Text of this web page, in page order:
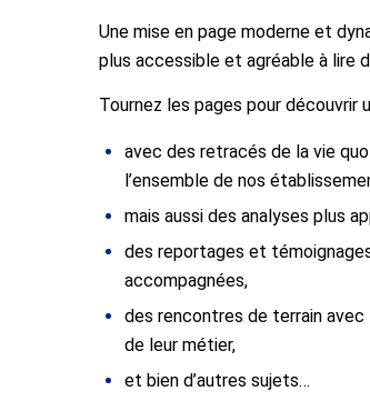
Une mise en page moderne et
plus accessible et agréable à lire
Tournez les pages pour découvrir
avec des retracés de la vie
l’ensemble de nos
mais aussi des analyses plus
des reportages et
accompagnées,
des rencontres de terrain avec
de leur métier,
et bien d’autres sujets…